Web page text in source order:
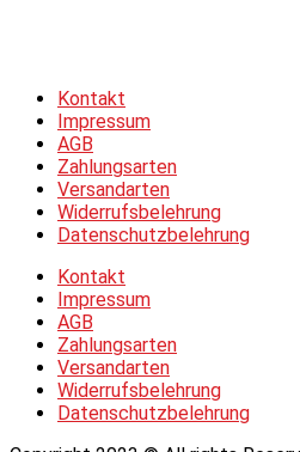
Kontakt
Impressum
AGB
Zahlungsarten
Versandarten
Widerrufsbelehrung
Datenschutzbelehrung
Kontakt
Impressum
AGB
Zahlungsarten
Versandarten
Widerrufsbelehrung
Datenschutzbelehrung